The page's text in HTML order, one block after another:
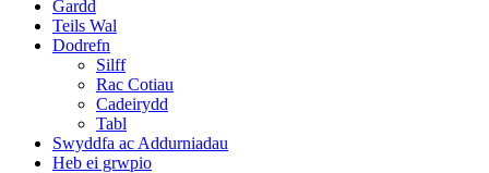
Gardd
Teils Wal
Dodrefn
Silff
Rac Cotiau
Cadeirydd
Tabl
Swyddfa ac Addurniadau
Heb ei grwpio